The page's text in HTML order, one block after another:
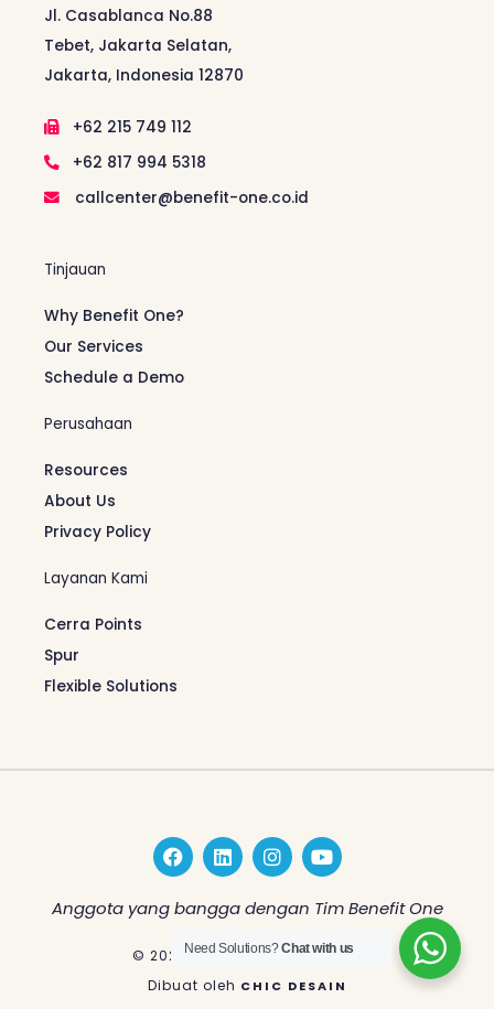
Jl. Casablanca No.88
Tebet, Jakarta Selatan,
Jakarta, Indonesia 12870
+62 215 749 112
+62 817 994 5318
callcenter@benefit-one.co.id
Tinjauan
Why Benefit One?
Our Services
Schedule a Demo
Perusahaan
Resources
About Us
Privacy Policy
Layanan Kami
Cerra Points
Spur
Flexible Solutions
F
a
c
e
k
L
i
n
k
e
d
n
I
n
s
t
a
g
a
Y
o
u
t
b
Anggota yang bangga dengan Tim Benefit One
© 2026 Benefit One Indonesia
Dibuat oleh CHIC DESAIN
Need Solutions?Chat with us